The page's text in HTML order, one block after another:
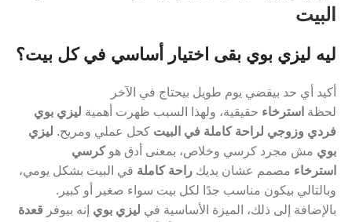
البيت
ليه ليزي بوي بقى اختيار أساسي في كل بيت؟
أكيد أي حد بيقضي يوم طويل بيحتاج في الآخر
لحظة استرخاء حقيقية، ولهذا السبب ظهرت أهمية ليزي بوي
فردي وزوجي لراحة كاملة في البيت كحل عملي ومريح. ليزي
بوي مش مجرد كرسي وخلاص، بمعنى أدق هوكرسي
استرخاء مصمم عشان يديك راحة كاملة في البيت بشكل يومي،
وبالتالي بيكون مناسب جدًا لكل بيت سواء صغير أو كبير.
بالإضافة إلى ذلك، الميزة الأساسية في ليزي بوي إنه بيوفر قعدة